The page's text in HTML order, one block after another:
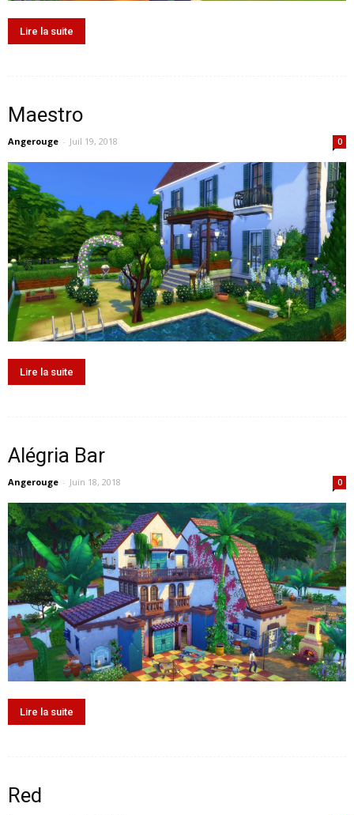
Lire la suite
Maestro
Angerouge - Juil 19, 2018 0
Lire la suite
Alégria Bar
Angerouge - Juin 18, 2018 0
Lire la suite
Red